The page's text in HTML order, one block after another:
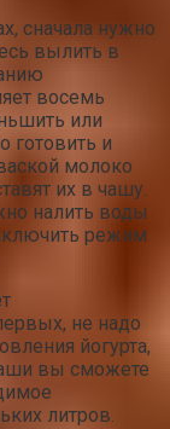
сначала нужно
вылить в
восемь
или
готовить и
молоко
их в чашу.
налить воды
режим
не надо
йогурта,
вы сможете
литров.